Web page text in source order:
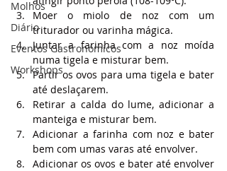
Molhos
Diário
Eventos Gastronómicos
Workshops
Moer o miolo de noz com um
triturador ou varinha mágica.
Juntar a farinha com a noz moída
numa tigela e misturar bem.
Partir os ovos para uma tigela e bater
até deslaçarem.
Retirar a calda do lume, adicionar a
manteiga e misturar bem.
Adicionar a farinha com noz e bater
bem com umas varas até envolver.
Adicionar os ovos e bater até envolver